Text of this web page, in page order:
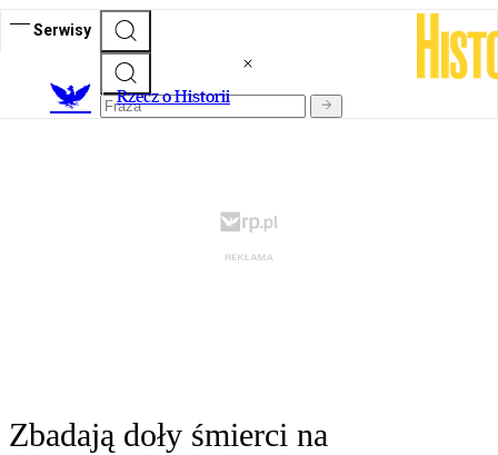
Serwisy
Rzecz o Historii
Zbadają doły śmierci na